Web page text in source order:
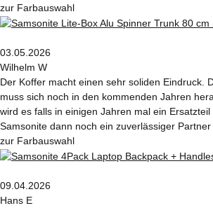
zur Farbauswahl
03.05.2026
Wilhelm W
Der Koffer macht einen sehr soliden Eindruck.
muss sich noch in den kommenden Jahren
wird es falls in einigen Jahren mal ein
Samsonite dann noch ein zuverlässiger
zur Farbauswahl
09.04.2026
Hans E